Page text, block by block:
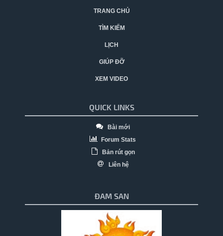
TRANG CHỦ
TÌM KIẾM
LỊCH
GIÚP ĐỠ
XEM VIDEO
QUICK LINKS
Bài mới
Forum Stats
Bản rút gọn
Liên hệ
ĐAM SAN